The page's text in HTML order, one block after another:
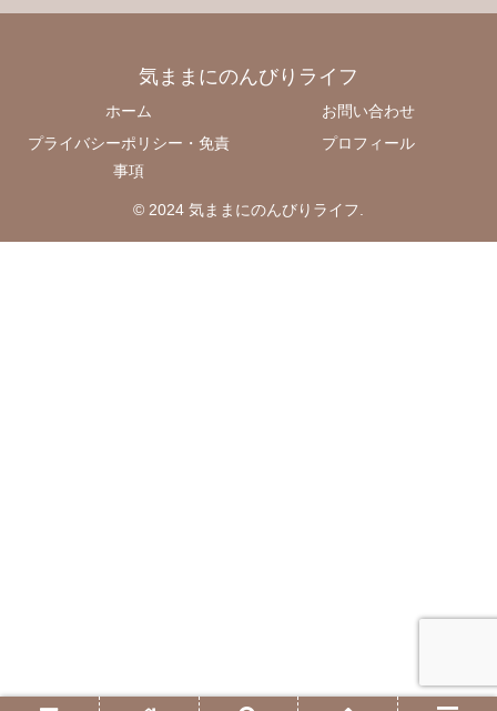
気ままにのんびりライフ
ホーム
お問い合わせ
プライバシーポリシー・免責
事項
プロフィール
© 2024 気ままにのんびりライフ.